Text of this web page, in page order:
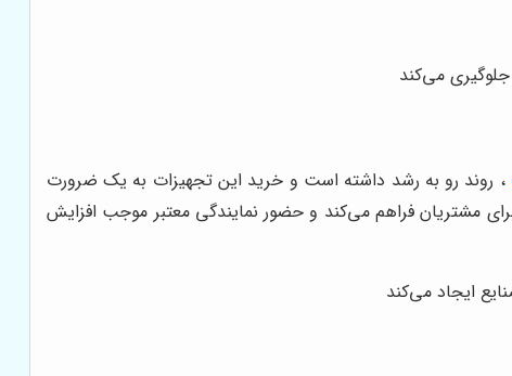
می‌کند
، روند رو به رشد داشته است و خرید این تجهیزات به یک ضرورت
مشتریان فراهم می‌کند و حضور نمایندگی معتبر موجب افزایش
ایجاد می‌کند